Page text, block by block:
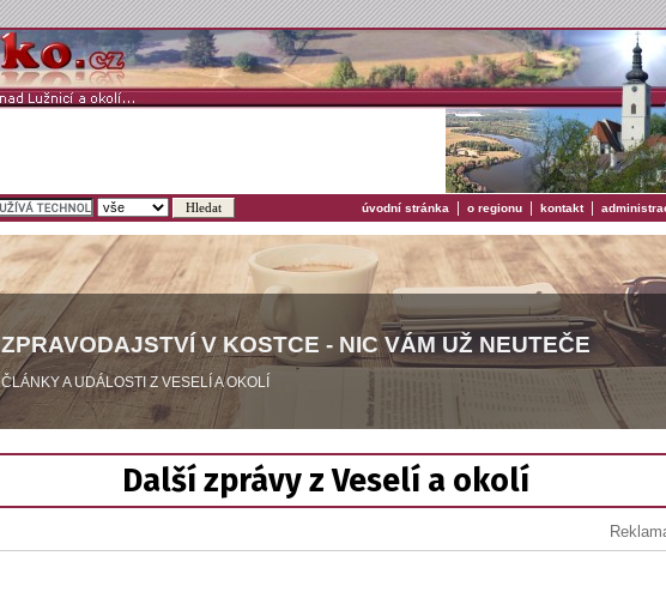
úvodní stránka | o regionu | kontakt|
ZPRAVODAJSTVÍ V KOSTCE - NIC VÁM UŽ NEUTEČE
ČLÁNKY A UDÁLOSTI Z VESELÍ A OKOLÍ
Další zprávy z Veselí a okolí